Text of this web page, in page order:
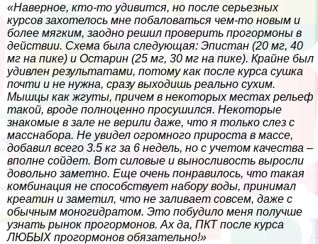
«Наверное, кто-то удивится, но после серьезных
курсов захотелось мне побаловаться чем-то новым и
более мягким, заодно решил проверить прогормоны в
действии. Схема была следующая: Эпистан (20 мг, 40
мг на пике) и Остарин (25 мг, 30 мг на пике). Крайне был
удивлен результатами, потому как после курса сушка
почти и не нужна, сразу выходишь реально сухим.
Мышцы как жгуты, причем в некоторых местах рельеф
такой, вроде полноценно просушился. Некоторые
знакомые в зале не верили даже, что я только слез с
масснабора. Не увидел огромного прироста в массе,
добавил всего 3.5 кг за 6 недель, но с учетом качества –
вполне сойдет. Вот силовые и выносливость выросли
довольно заметно. Еще очень понравилось, что такая
комбинация не способствует набору воды, принимал
креатин и заметил, что не заливает совсем, даже с
обычным моногидратом. Это побудило меня получше
узнать рынок прогормонов. Ах да, ПКТ после курса
ЛЮБЫХ прогормонов обязательно!»